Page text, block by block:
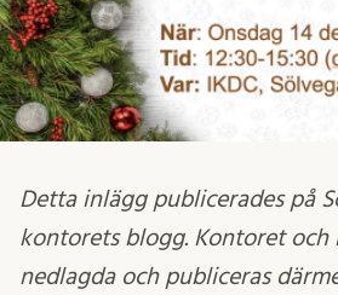
Detta inlägg publicerades på
kontorets blogg. Kontoret och
nedlagda och publiceras